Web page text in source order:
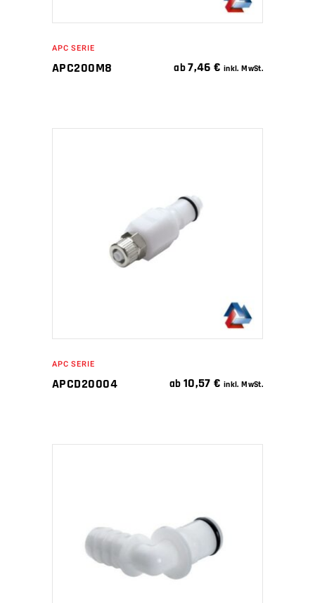
APC SERIE
APC200M8 ab7,46€ inkl. MwSt.
IN DEN WARENKORB
APC SERIE
APCD20004 ab 10,57€ inkl. MwSt.
IN DEN WARENKORB